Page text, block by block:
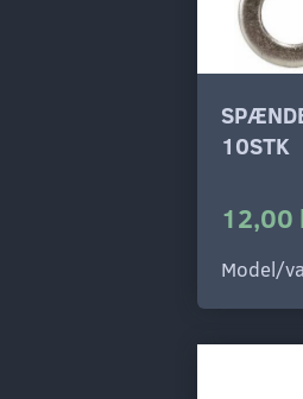
10STK
12,00
Model/